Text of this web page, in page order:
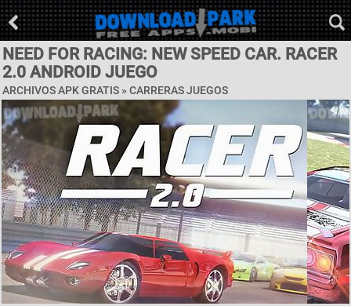
NEED FOR RACING: NEW SPEED CAR. RACER
2.0 ANDROID JUEGO
ARCHIVOS APK GRATIS » CARRERAS JUEGOS